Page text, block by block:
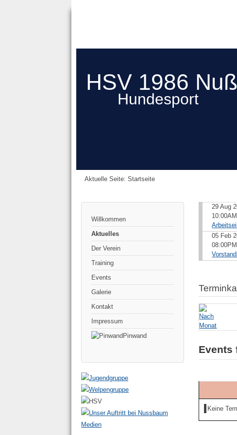
HSV 1986
Hundesport
Aktuelle Seite: Startseite
Willkommen
Aktuelles
Der Verein
Training
Events
Galerie
Kontakt
Impressum
Pinwand
29 Aug
10:00AM
05 Feb
08:00PM
Events
Keine